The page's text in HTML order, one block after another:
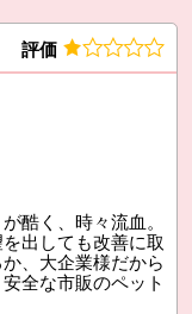
評価
酷く、時々流血。
出しても改善に取
、大企業様だから
全な市販のペット